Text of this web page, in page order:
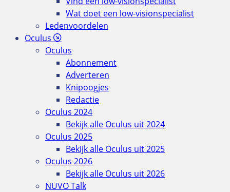
Wat doet een low-visionspecialist
Ledenvoordelen
Oculus
Oculus
Abonnement
Adverteren
Knipoogjes
Redactie
Oculus 2024
Bekijk alle Oculus uit 2024
Oculus 2025
Bekijk alle Oculus uit 2025
Oculus 2026
Bekijk alle Oculus uit 2026
NUVO Talk